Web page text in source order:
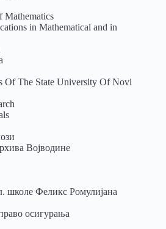
Mathematics
in Mathematical and in
Of The State University Of Novi
Војводине
Феликс Ромулијана
осигурања